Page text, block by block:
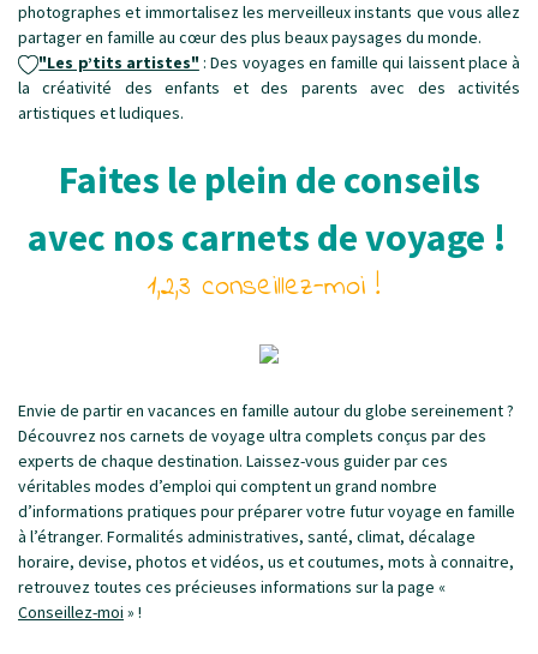
photographes et immortalisez les merveilleux instants que vous allez
partager en famille au cœur des plus beaux paysages du monde.
"Les p’tits artistes": Des voyages en famille qui laissent place à
la créativité des enfants et des parents avec des activités
artistiques et ludiques.
Faites le plein de conseils
avec nos carnets de voyage !
1,2,3 conseillez-moi !
Envie de partir en vacances en famille autour du globe sereinement ?
Découvrez nos carnets de voyage ultra complets conçus par des
experts de chaque destination. Laissez-vous guider par ces
véritables modes d’emploi qui comptent un grand nombre
d’informations pratiques pour préparer votre futur voyage en famille
à l’étranger. Formalités administratives, santé, climat, décalage
horaire, devise, photos et vidéos, us et coutumes, mots à connaitre,
retrouvez toutes ces précieuses informations sur la page «
Conseillez-moi » !